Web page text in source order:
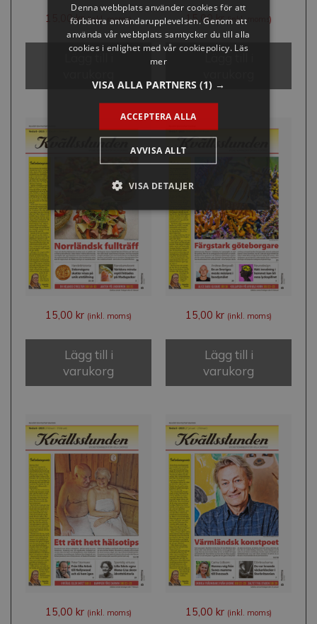
15,00kr (inkl. moms) 15,00kr (inkl. moms)
Lägg till i
15,00 kr (inkl. moms)
Lägg till i
varukorg
15,00 kr (inkl. moms)
Lägg till i
varukorg
15,00 kr (inkl. moms) 15,00 kr (inkl. moms)
Denna webbplats använder cookies för att
förbättra användarupplevelsen. Genom att
använda vår webbplats samtycker du till alla
cookies i enlighet med vår cookiepolicy. Läs
mer
VISA ALLA PARTNERS (1) →
ACCEPTERA ALLA
AVVISA ALLT
VISA DETALJER